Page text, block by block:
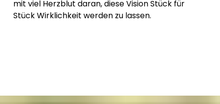
mit viel Herzblut daran, diese Vision Stück für
Stück Wirklichkeit werden zu lassen.